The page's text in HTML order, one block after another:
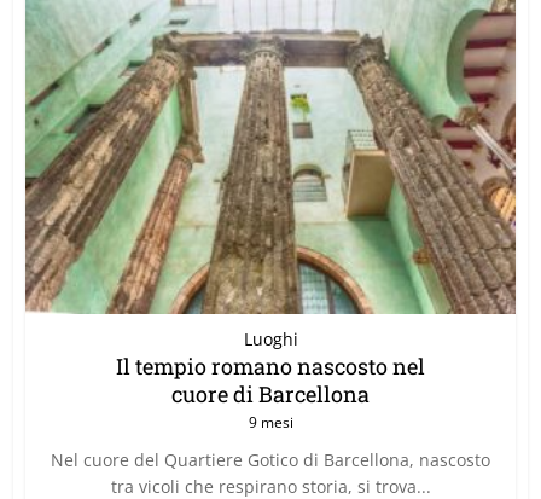
Luoghi
Il tempio romano nascosto nel
cuore di Barcellona
9 mesi
Nel cuore del Quartiere Gotico di Barcellona, nascosto
tra vicoli che respirano storia, si trova...